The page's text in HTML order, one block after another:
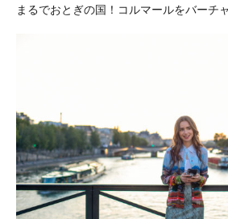
まるでおとぎの国！コルマールをバーチ